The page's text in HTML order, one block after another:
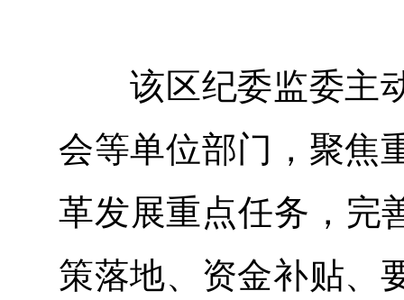
该区纪委监委主动
会等单位部门，聚焦
革发展重点任务，完
策落地、资金补贴、